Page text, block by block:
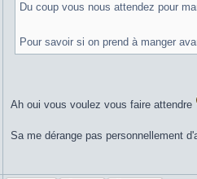
Du coup vous nous attendez pour
Pour savoir si on prend à manger
Ah oui vous voulez vous faire attendre
Sa me dérange pas personnellement